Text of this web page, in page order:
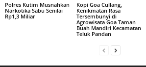
Polres Kutim Musnahkan
Narkotika Sabu Senilai
Rp1,3 Miliar
Kopi Goa Cullang,
Kenikmatan Rasa
Tersembunyi di
Agrowisata Goa Taman
Buah Mandiri Kecamatan
Teluk Pandan